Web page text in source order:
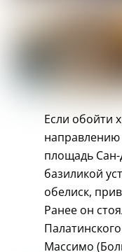
Если обойти
направлению
площадь
базиликой
обелиск,
Ранее он
Массимо